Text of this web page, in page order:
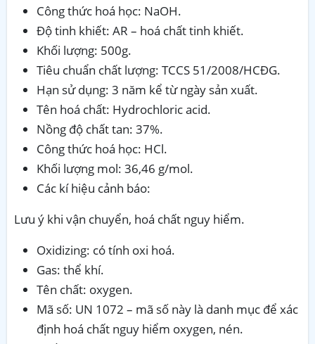
Công thức hoá học: NaOH.
Độ tinh khiết: AR – hoá chất tinh khiết.
Khối lượng: 500g.
Tiêu chuẩn chất lượng: TCCS 51/2008/HCĐG.
Hạn sử dụng: 3 năm kể từ ngày sản xuất.
Tên hoá chất: Hydrochloric acid.
Nồng độ chất tan: 37%.
Công thức hoá học: HCl.
Khối lượng mol: 36,46 g/mol.
Các kí hiệu cảnh báo:
Lưu ý khi vận chuyển, hoá chất nguy hiểm.
Oxidizing: có tính oxi hoá.
Gas: thể khí.
Tên chất: oxygen.
Mã số: UN 1072 – mã số này là danh mục để xác
định hoá chất nguy hiểm oxygen, nén.